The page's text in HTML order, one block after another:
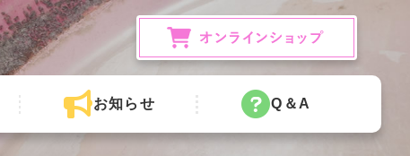
お知らせ Q＆A